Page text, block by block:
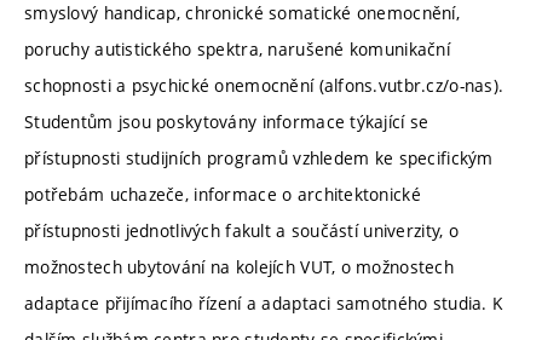
smyslový handicap, chronické somatické onemocnění,
poruchy autistického spektra, narušené komunikační
schopnosti a psychické onemocnění (alfons.vutbr.cz/o-nas).
Studentům jsou poskytovány informace týkající se
přístupnosti studijních programů vzhledem ke specifickým
potřebám uchazeče, informace o architektonické
přístupnosti jednotlivých fakult a součástí univerzity, o
možnostech ubytování na kolejích VUT, o možnostech
adaptace přijímacího řízení a adaptaci samotného studia. K